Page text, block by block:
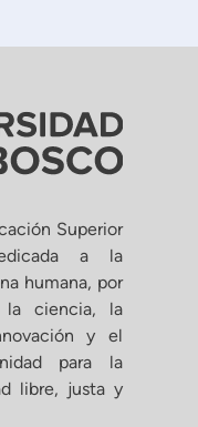
Superior
a la
humana, por
la ciencia, la
y el
para la
libre, justa y